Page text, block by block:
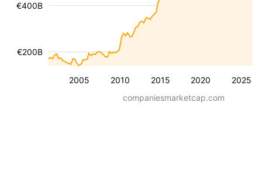
2005 2010 2015 2020 2025
€200B
€400B
companiesmarketcap.com